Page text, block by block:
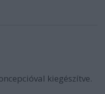
kiegészítve.